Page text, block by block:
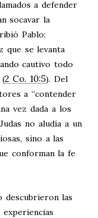
a defender
socavar la
Pablo:
que se levanta
cautivo todo
2 Co. 10:5). Del
a “contender
vez dada a los
no aludía a un
sino a las
conforman la fe
descubrieron las